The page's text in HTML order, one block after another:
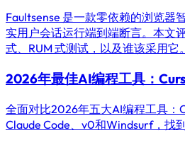
Faultsense 是一款零依赖的浏览器
实用户会话运行端到端断言。本文
式、RUM 式测试，以及谁该采用它。
2026年最佳AI编程工具：
全面对比2026年五大AI编程工具：
Claude Code、v0和Windsurf，找